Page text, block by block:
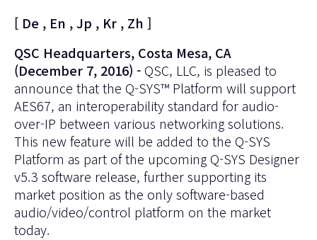
[ De , En ,Jp , Kr , Zh ]
QSC Headquarters, Costa Mesa, CA
(December 7, 2016) -QSC, LLC, is pleased to
announce that the Q-SYS™ Platform will support
AES67, an interoperability standard for audio-
over-IP between various networking solutions.
This new feature will be added to the Q-SYS
Platform as part of the upcoming Q-SYS Designer
v5.3 software release, further supporting its
market position as the only software-based
audio/video/control platform on the market
today.